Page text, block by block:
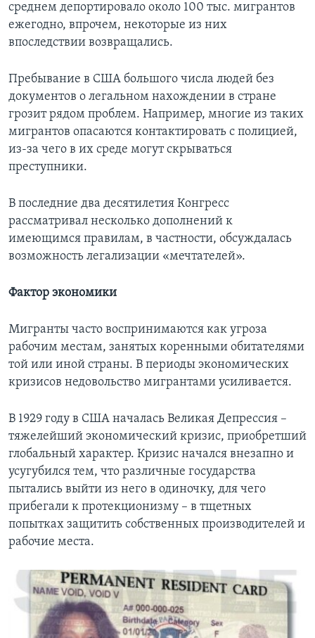
среднем депортировало около 100 тыс. мигрантов
ежегодно, впрочем, некоторые из них
впоследствии возвращались.
Пребывание в США большого числа людей без
документов о легальном нахождении в стране
грозит рядом проблем. Например, многие из таких
мигрантов опасаются контактировать с полицией,
из-за чего в их среде могут скрываться
преступники.
В последние два десятилетия Конгресс
рассматривал несколько дополнений к
имеющимся правилам, в частности, обсуждалась
возможность легализации «мечтателей».
Фактор экономики
Мигранты часто воспринимаются как угроза
рабочим местам, занятых коренными обитателями
той или иной страны. В периоды экономических
кризисов недовольство мигрантами усиливается.
В 1929 году в США началась Великая Депрессия –
тяжелейший экономический кризис, приобретший
глобальный характер. Кризис начался внезапно и
усугубился тем, что различные государства
пытались выйти из него в одиночку, для чего
прибегали к протекционизму – в тщетных
попытках защитить собственных производителей и
рабочие места.